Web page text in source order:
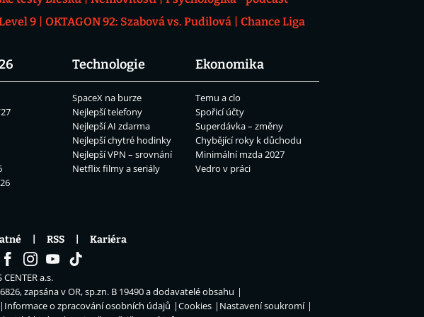
9 OKTAGON 92: Szabová vs. Pudilová
Chance Liga
Technologie
SpaceX na burze
Nejlepší telefony
Nejlepší AI zdarma
Nejlepší chytré hodinky
Nejlepší VPN – srovnání
Netflix filmy a seriály
Ekonomika
Temu a clo
Spořicí účty
Superdávka – změny
Chybějící roky k důchodu
Minimální mzda 2027
Vedro v práci
RSS Kariéra
CENTER a.s.
zapsána v OR, sp.zn. B 19490 a dodavatelé obsahu
Informace o zpracování osobních údajů Cookies
Nastavení soukromí